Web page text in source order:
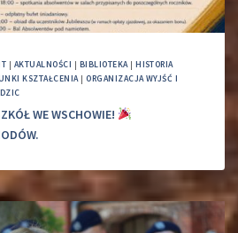
| AKTUALNOŚCI | BIBLIOTEKA|HISTORIA
KSZTAŁCENIA|ORGANIZACJA WYJŚĆ I
WE WSCHOWIE!